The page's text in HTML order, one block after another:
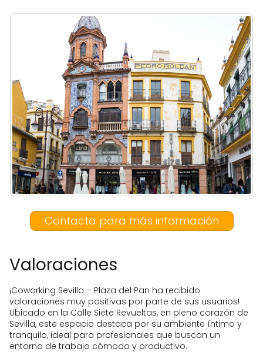
Contacta para más información
Valoraciones
¡Coworking Sevilla – Plaza del Pan ha recibido
valoraciones muy positivas por parte de sus usuarios!
Ubicado en la Calle Siete Revueltas, en pleno corazón de
Sevilla, este espacio destaca por su ambiente íntimo y
tranquilo, ideal para profesionales que buscan un
entorno de trabajo cómodo y productivo.